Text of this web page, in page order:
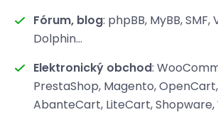
Fórum, blog: phpBB, MyBB, SMF,
Dolphin...
Elektronický obchod:
PrestaShop, Magento,
AbanteCart, LiteCart, Shopware,